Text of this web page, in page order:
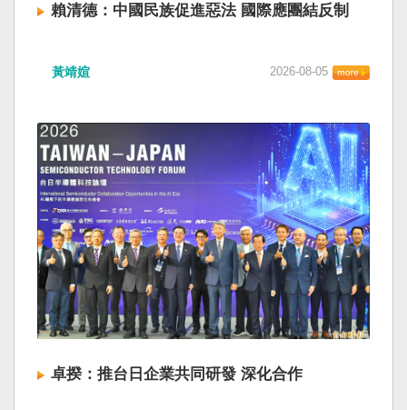
賴清德：中國民族促進惡法 國際應團結反制
黃靖媗 2026-08-05
卓揆：推台日企業共同研發 深化合作